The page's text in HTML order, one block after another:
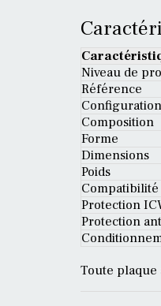
Niveau de
Référence
Configuration
Composition
Forme
Dimensions
Poids
Compatibilité
Protection
Protection
Toute